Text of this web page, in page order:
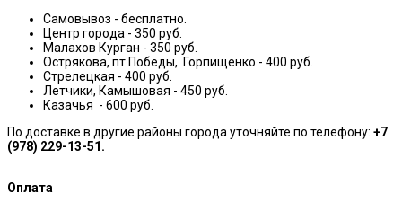
Самовывоз - бесплатно.
Центр города - 350 руб.
Малахов Курган - 350 руб.
Острякова, пт Победы, Горпищенко - 400 руб.
Стрелецкая - 400 руб.
Летчики, Камышовая - 450 руб.
Казачья - 600 руб.
По доставке в другие районы города уточняйте по телефону: +7
(978) 229-13-51.
Оплата